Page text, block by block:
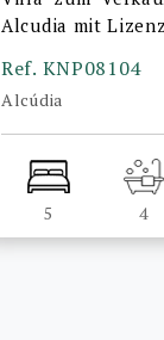
Alcudia mit
Ref. KNP08104
Alcúdia
5 4